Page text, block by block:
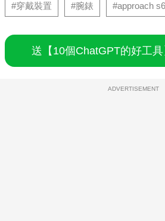
#穿戴裝置 #腕錶 #approach
送【10個ChatGPT的好工
ADVERTISEMENT